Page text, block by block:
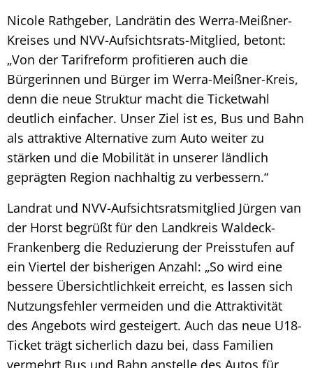
Nicole Rathgeber, Landrätin des Werra-Meißner-
Kreises und NVV-Aufsichtsrats-Mitglied, betont:
„Von der Tarifreform profitieren auch die
Bürgerinnen und Bürger im Werra-Meißner-Kreis,
denn die neue Struktur macht die Ticketwahl
deutlich einfacher. Unser Ziel ist es, Bus und Bahn
als attraktive Alternative zum Auto weiter zu
stärken und die Mobilität in unserer ländlich
geprägten Region nachhaltig zu verbessern.“
Landrat und NVV-Aufsichtsratsmitglied Jürgen van
der Horst begrüßt für den Landkreis Waldeck-
Frankenberg die Reduzierung der Preisstufen auf
ein Viertel der bisherigen Anzahl: „So wird eine
bessere Übersichtlichkeit erreicht, es lassen sich
Nutzungsfehler vermeiden und die Attraktivität
des Angebots wird gesteigert. Auch das neue U18-
Ticket trägt sicherlich dazu bei, dass Familien
vermehrt Bus und Bahn anstelle des Autos für